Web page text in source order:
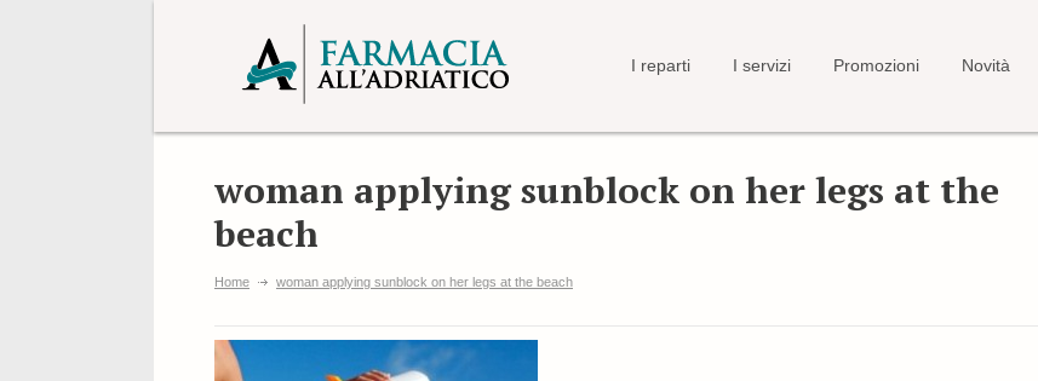
I reparti I servizi Promozioni Novità
woman applying sunblock on her legs at the
beach
Home woman applying sunblock on her legs at the beach